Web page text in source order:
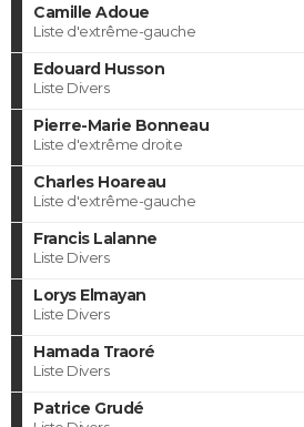
Camille Adoue
Liste d'extrême-gauche
Edouard Husson
Liste Divers
Pierre-Marie Bonneau
Liste d'extrême droite
Charles Hoareau
Liste d'extrême-gauche
Francis Lalanne
Liste Divers
Lorys Elmayan
Liste Divers
Hamada Traoré
Liste Divers
Patrice Grudé